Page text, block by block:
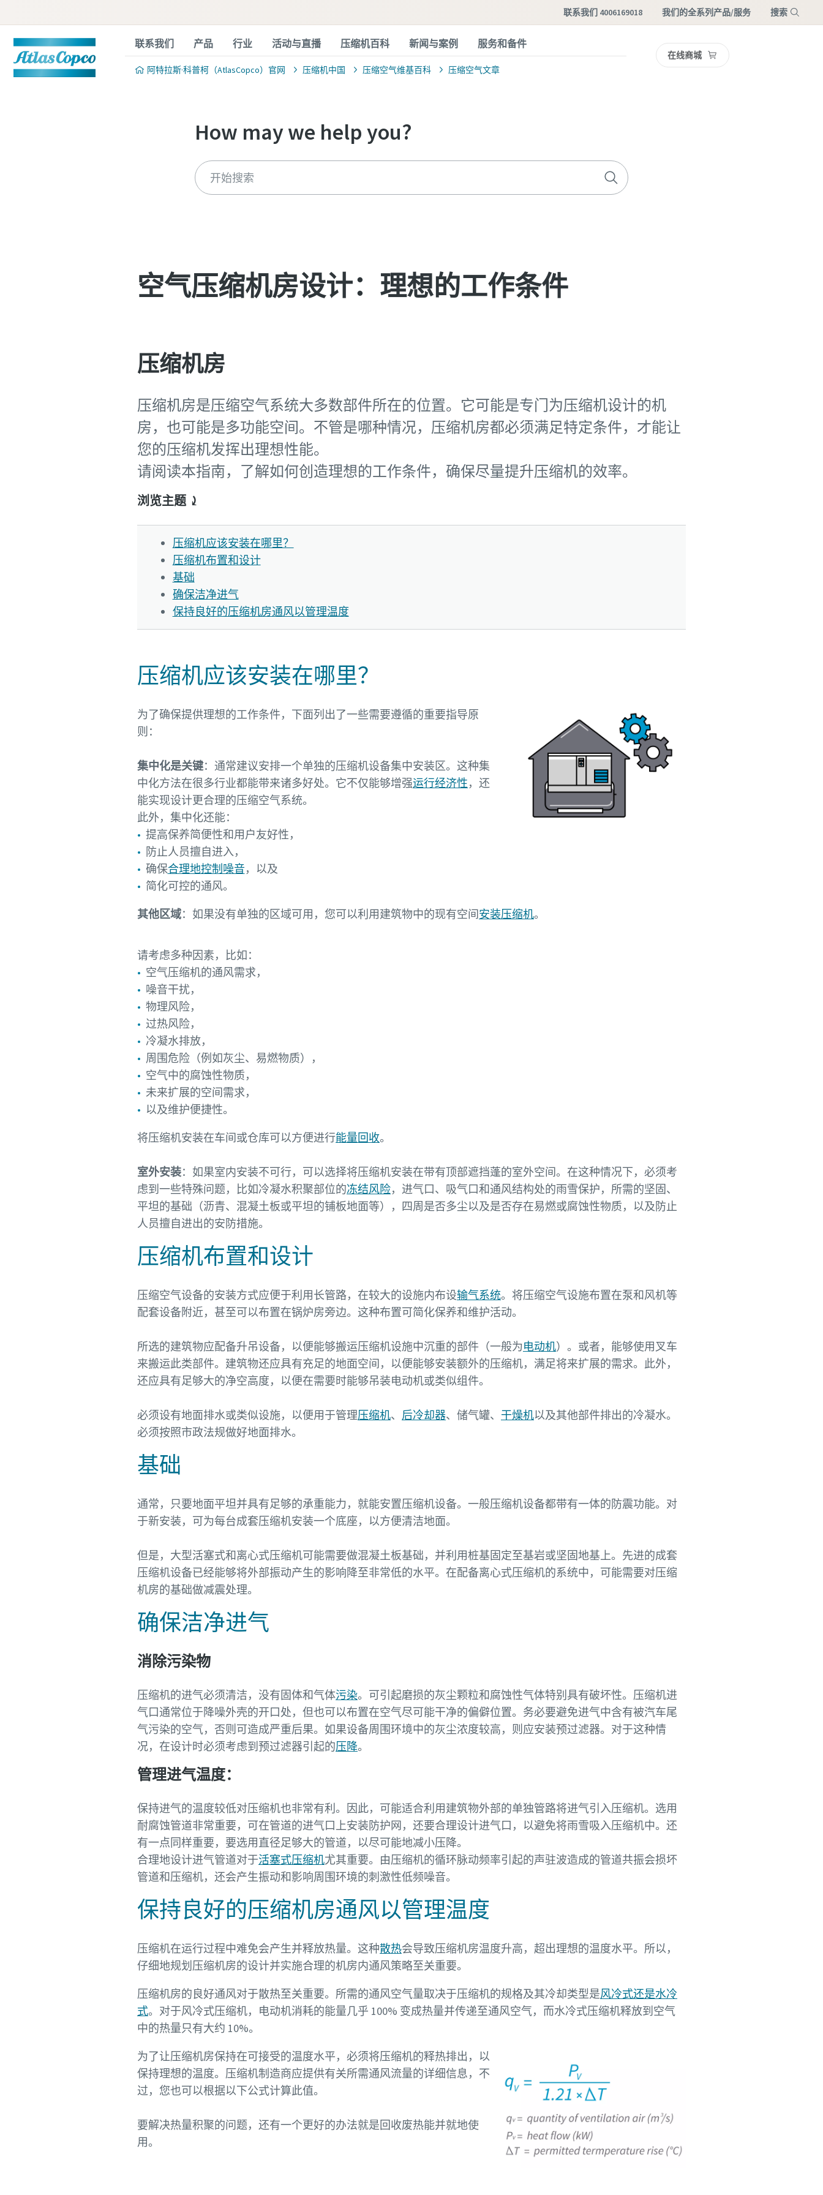
联系我们 4006169018 我们的全系列产品/服务 搜索
联系我们 产品 行业 活动与直播 压缩机百科 新闻与案例 服务和备件
阿特拉斯·科普柯（AtlasCopco）官网 压缩机中国 压缩空气维基百科 压缩空气文章
在线商城
How may we help you?
空气压缩机房设计：理想的工作条件
压缩机房
压缩机房是压缩空气系统大多数部件所在的位置。它可能是专门为压缩机设计的机
房，也可能是多功能空间。不管是哪种情况，压缩机房都必须满足特定条件，才能让
您的压缩机发挥出理想性能。
请阅读本指南，了解如何创造理想的工作条件，确保尽量提升压缩机的效率。
浏览主题 ⤸
压缩机应该安装在哪里？
压缩机布置和设计
基础
确保洁净进气
保持良好的压缩机房通风以管理温度
压缩机应该安装在哪里？
为了确保提供理想的工作条件，下面列出了一些需要遵循的重要指导原
则：
集中化是关键：通常建议安排一个单独的压缩机设备集中安装区。这种集
中化方法在很多行业都能带来诸多好处。它不仅能够增强运行经济性，还
能实现设计更合理的压缩空气系统。
此外，集中化还能：
提高保养简便性和用户友好性，
防止人员擅自进入，
确保合理地控制噪音，以及
简化可控的通风。
其他区域：如果没有单独的区域可用，您可以利用建筑物中的现有空间安装压缩机。
请考虑多种因素，比如：
空气压缩机的通风需求，
噪音干扰，
物理风险，
过热风险，
冷凝水排放，
周围危险（例如灰尘、易燃物质），
空气中的腐蚀性物质，
未来扩展的空间需求，
以及维护便捷性。
将压缩机安装在车间或仓库可以方便进行能量回收。
室外安装：如果室内安装不可行，可以选择将压缩机安装在带有顶部遮挡蓬的室外空间。在这种情况下，必须考
虑到一些特殊问题，比如冷凝水积聚部位的冻结风险，进气口、吸气口和通风结构处的雨雪保护，所需的坚固、
平坦的基础（沥青、混凝土板或平坦的铺板地面等），四周是否多尘以及是否存在易燃或腐蚀性物质，以及防止
人员擅自进出的安防措施。
压缩机布置和设计
压缩空气设备的安装方式应便于利用长管路，在较大的设施内布设输气系统。将压缩空气设施布置在泵和风机等
配套设备附近，甚至可以布置在锅炉房旁边。这种布置可简化保养和维护活动。
所选的建筑物应配备升吊设备，以便能够搬运压缩机设施中沉重的部件（一般为电动机）。或者，能够使用叉车
来搬运此类部件。建筑物还应具有充足的地面空间，以便能够安装额外的压缩机，满足将来扩展的需求。此外，
还应具有足够大的净空高度，以便在需要时能够吊装电动机或类似组件。
必须设有地面排水或类似设施，以便用于管理压缩机、 后冷却器、储气罐、 干燥机以及其他部件排出的冷凝水。
必须按照市政法规做好地面排水。
基础
通常，只要地面平坦并具有足够的承重能力，就能安置压缩机设备。一般压缩机设备都带有一体的防震功能。对
于新安装，可为每台成套压缩机安装一个底座，以方便清洁地面。
但是，大型活塞式和离心式压缩机可能需要做混凝土板基础，并利用桩基固定至基岩或坚固地基上。先进的成套
压缩机设备已经能够将外部振动产生的影响降至非常低的水平。在配备离心式压缩机的系统中，可能需要对压缩
机房的基础做减震处理。
确保洁净进气
消除污染物
压缩机的进气必须清洁，没有固体和气体污染。可引起磨损的灰尘颗粒和腐蚀性气体特别具有破坏性。压缩机进
气口通常位于降噪外壳的开口处，但也可以布置在空气尽可能干净的偏僻位置。务必要避免进气中含有被汽车尾
气污染的空气，否则可造成严重后果。如果设备周围环境中的灰尘浓度较高，则应安装预过滤器。对于这种情
况，在设计时必须考虑到预过滤器引起的压降。
管理进气温度：
保持进气的温度较低对压缩机也非常有利。因此，可能适合利用建筑物外部的单独管路将进气引入压缩机。选用
耐腐蚀管道非常重要，可在管道的进气口上安装防护网，还要合理设计进气口，以避免将雨雪吸入压缩机中。还
有一点同样重要，要选用直径足够大的管道，以尽可能地减小压降。
合理地设计进气管道对于活塞式压缩机尤其重要。由压缩机的循环脉动频率引起的声驻波造成的管道共振会损坏
管道和压缩机，还会产生振动和影响周围环境的刺激性低频噪音。
保持良好的压缩机房通风以管理温度
压缩机在运行过程中难免会产生并释放热量。这种散热会导致压缩机房温度升高，超出理想的温度水平。所以，
仔细地规划压缩机房的设计并实施合理的机房内通风策略至关重要。
压缩机房的良好通风对于散热至关重要。所需的通风空气量取决于压缩机的规格及其冷却类型是风冷式还是水冷
式。对于风冷式压缩机，电动机消耗的能量几乎 100% 变成热量并传递至通风空气，而水冷式压缩机释放到空气
中的热量只有大约 10%。
为了让压缩机房保持在可接受的温度水平，必须将压缩机的释热排出，以
保持理想的温度。压缩机制造商应提供有关所需通风流量的详细信息，不
过，您也可以根据以下公式计算此值。
要解决热量积聚的问题，还有一个更好的办法就是回收废热能并就地使
用。